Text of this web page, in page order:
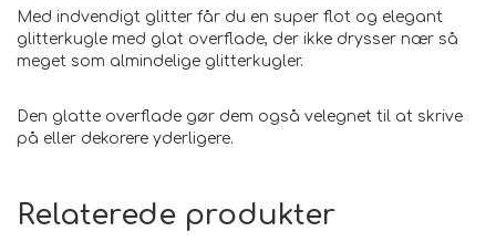
Med indvendigt glitter får du en super flot og elegant
glitterkugle med glat overflade, der ikke drysser nær så
meget som almindelige glitterkugler.
Den glatte overflade gør dem også velegnet til at skrive
på eller dekorere yderligere.
Relaterede produkter